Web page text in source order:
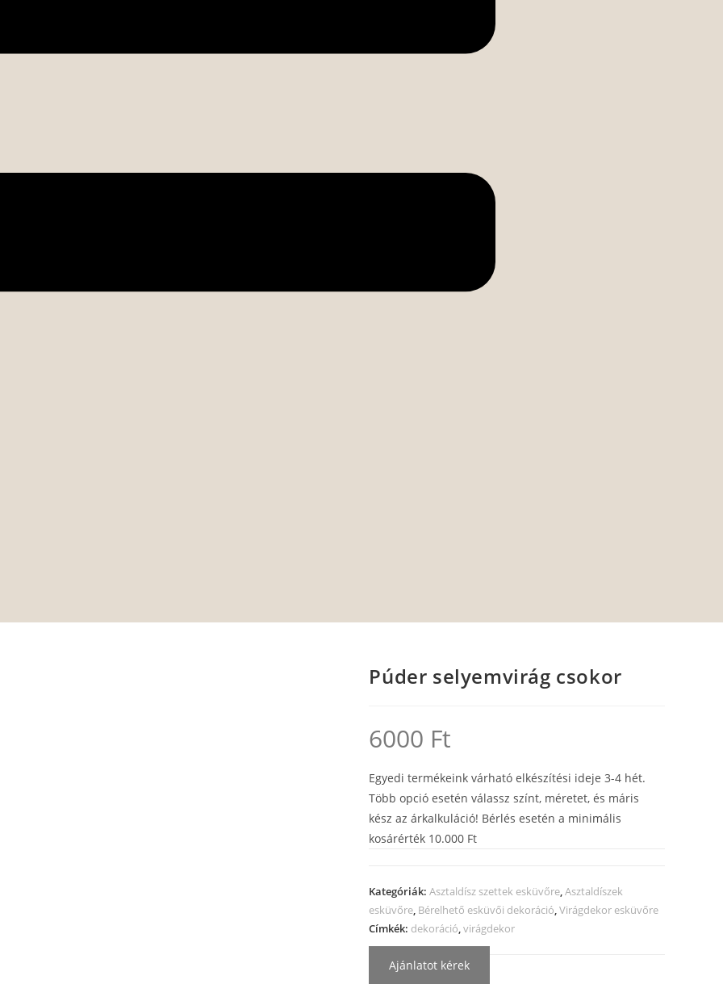
Púder selyemvirág csokor
6000 Ft
Egyedi termékeink várható elkészítési ideje 3-4 hét.
Több opció esetén válassz színt, méretet, és máris
kész az árkalkuláció! Bérlés esetén a minimális
kosárérték 10.000 Ft
Kategóriák:Asztaldísz szettek esküvőre,Asztaldíszek
esküvőre, Bérelhető esküvői dekoráció,Virágdekor esküvőre
Címkék: dekoráció,virágdekor
Ajánlatot kérek